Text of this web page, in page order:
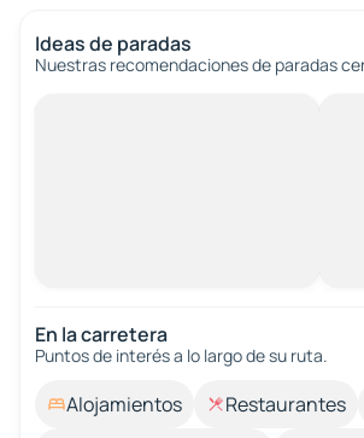
Ideas de paradas
Nuestras recomendaciones de paradas
En la carretera
Puntos de interés a lo largo de su ruta.
Alojamientos Restaurantes